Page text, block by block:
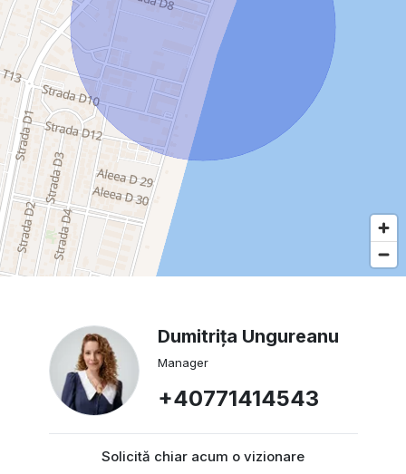
Dumitrița Ungureanu
Manager
+40771414543
Solicită chiar acum o vizionare